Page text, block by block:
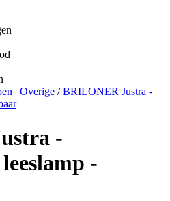
| Overige /BRILONER Justra -
-
-